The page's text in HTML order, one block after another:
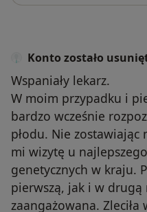
Konto zostało
Wspaniały lekarz.
W moim przypadku i
bardzo wcześnie
płodu. Nie zostawiając
mi wizytę u
genetycznych w kraju.
pierwszą, jak i w drugą
zaangażowana. Zleciła